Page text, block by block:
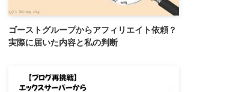
ゴーストグループからアフィリエイト依頼？
実際に届いた内容と私の判断